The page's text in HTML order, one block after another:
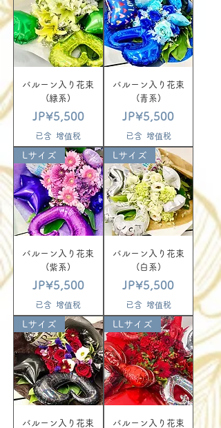
バルーン入り花束
(緑系)
價格
JP¥5,500
已含 增值税
バルーン入り花束
(青系)
價格
JP¥5,500
已含 增值税
Lサイズ
バルーン入り花束
(紫系)
價格
JP¥5,500
已含 增值税
Lサイズ
バルーン入り花束
(白系)
價格
JP¥5,500
已含 增值税
Lサイズ
バルーン入り花束
LLサイズ
バルーン入り花束